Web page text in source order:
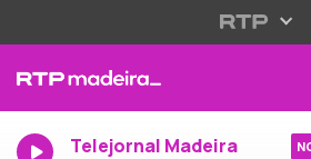
Telejornal Madeira